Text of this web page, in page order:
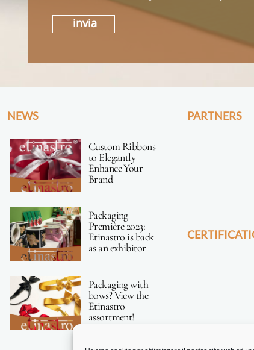
invia
NEWS
Custom Ribbons
to Elegantly
Enhance Your
Brand
Packaging
Première 2023:
Etinastro is back
as an exhibitor
Packaging with
bows? View the
Etinastro
assortment!
PARTNERS